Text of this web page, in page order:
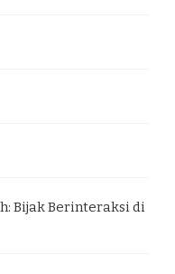
Bijak Berinteraksi di